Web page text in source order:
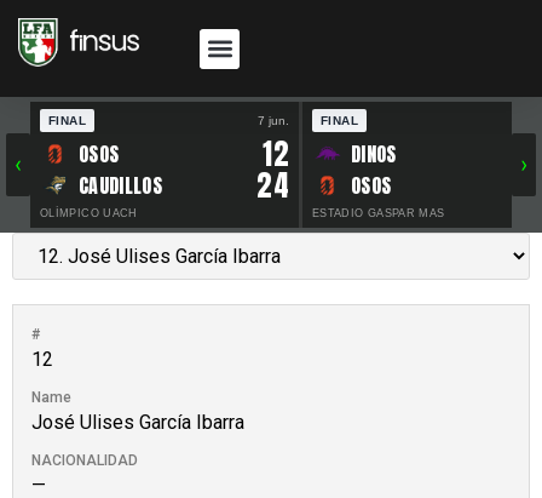
‹
FINAL 7 jun.
OSOS 12
CAUDILLOS 24
OLÍMPICO UACH
FINAL
DINOS
OSOS
ESTADIO GASPAR MAS
›
#
12
Name
José Ulises García Ibarra
NACIONALIDAD
—